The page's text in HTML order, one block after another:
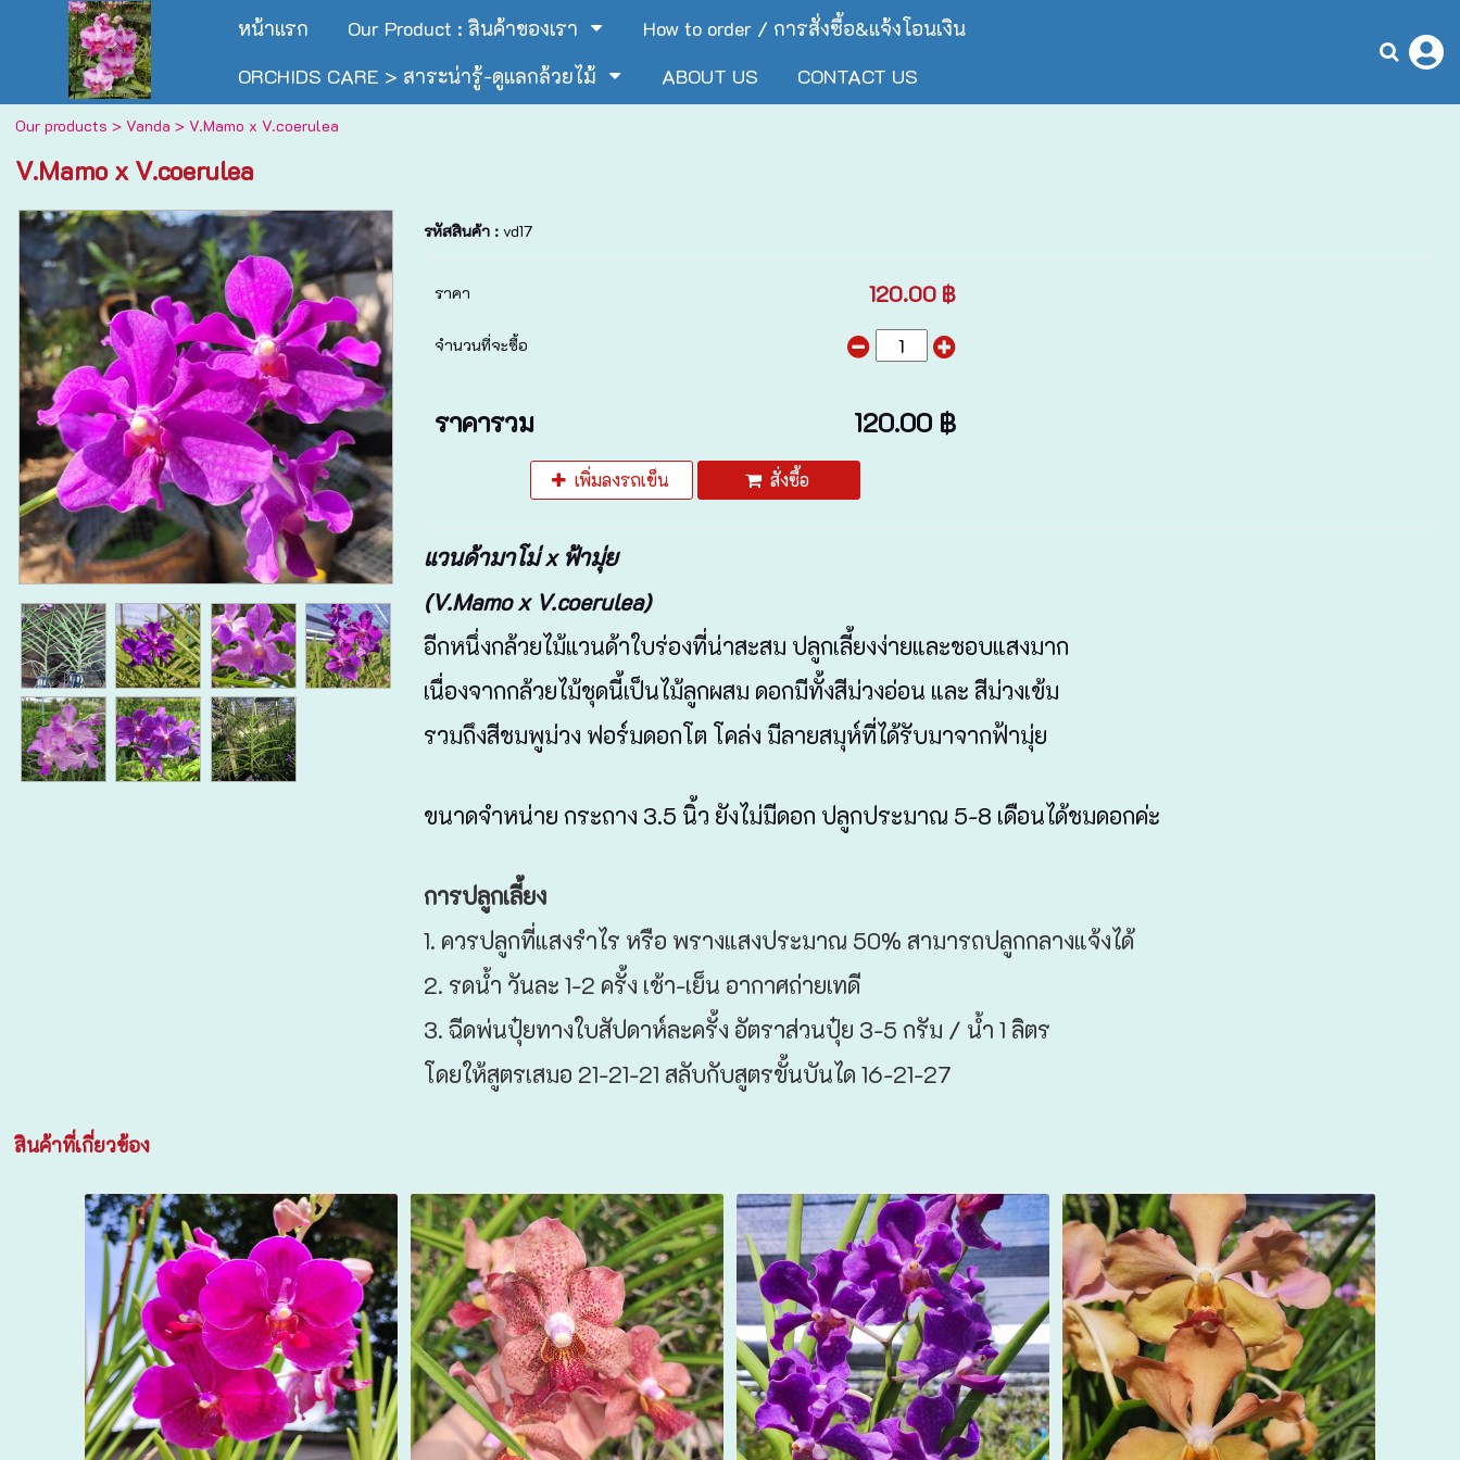
หน้าแรก Our Product : สินค้าของเรา
How to order / การสั่งซื้อ&แจ้งโอนเงิน
ORCHIDS CARE > สาระน่ารู้-ดูแลกล้วยไม้
ABOUT US CONTACT US
Our products > Vanda > V.Mamo x V.coerulea
V.Mamo x V.coerulea
รหัสสินค้า : vd17
ราคา 120.00 ฿
จำนวนที่จะซื้อ
ราคารวม 120.00 ฿
เพิ่มลงรถเข็น สั่งซื้อ
แวนด้ามาโม่ x ฟ้ามุ่ย
(V.Mamo x V.coerulea)
อีกหนึ่งกล้วยไม้แวนด้าใบร่องที่น่าสะสม ปลูกเลี้ยงง่ายและชอบแสงมาก
เนื่องจากกล้วยไม้ชุดนี้เป็นไม้ลูกผสม ดอกมีทั้งสีม่วงอ่อน และ สีม่วงเข้ม
รวมถึงสีชมพูม่วง ฟอร์มดอกโต โคล่ง มีลายสมุห์ที่ได้รับมาจากฟ้ามุ่ย
ขนาดจำหน่าย กระถาง 3.5 นิ้ว ยังไม่มีดอก ปลูกประมาณ 5-8 เดือนได้ชมดอกค่ะ
การปลูกเลี้ยง
1. ควรปลูกที่แสงรำไร หรือ พรางแสงประมาณ 50% สามารถปลูกกลางแจ้งได้
2. รดน้ำ วันละ 1-2 ครั้ง เช้า-เย็น อากาศถ่ายเทดี
3. ฉีดพ่นปุ๋ยทางใบสัปดาห์ละครั้ง อัตราส่วนปุ๋ย 3-5 กรัม / น้ำ 1 ลิตร
โดยให้สูตรเสมอ 21-21-21 สลับกับสูตรขั้นบันได 16-21-27
สินค้าที่เกี่ยวข้อง